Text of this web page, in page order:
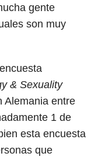
gente
son muy
& Sexuality
Alemania entre
1 de
esta encuesta
que